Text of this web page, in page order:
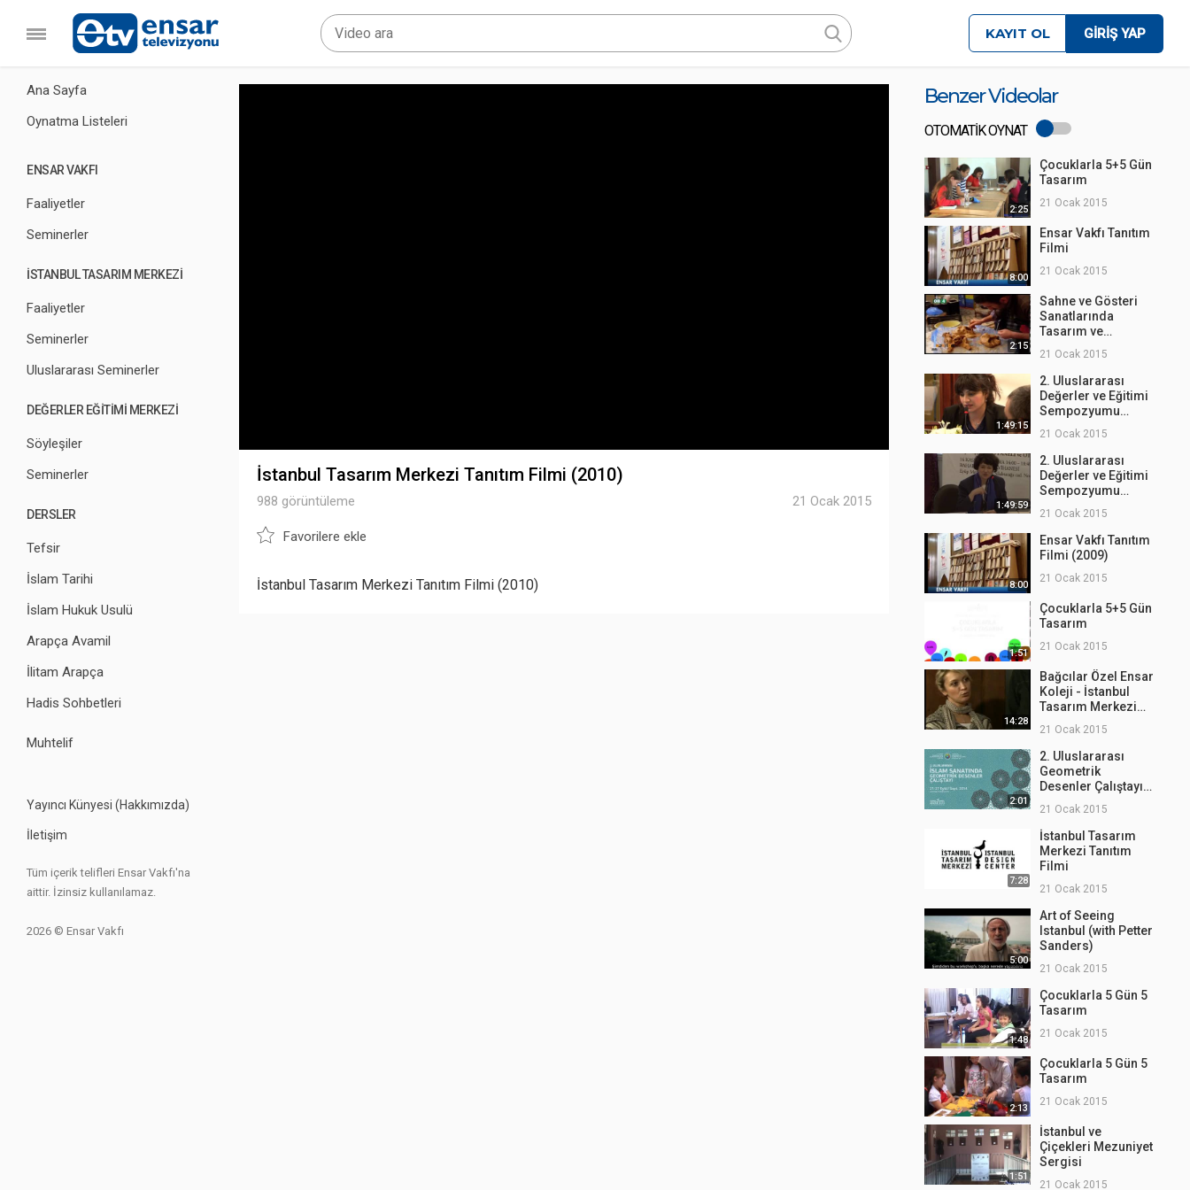
Ana Sayfa
Oynatma Listeleri
ENSAR VAKFI
Faaliyetler
Seminerler
İSTANBUL TASARIM MERKEZİ
Faaliyetler
Seminerler
Uluslararası Seminerler
DEĞERLER EĞİTİMİ MERKEZİ
Söyleşiler
Seminerler
DERSLER
Tefsir
İslam Tarihi
İslam Hukuk Usulü
Arapça Avamil
İlitam Arapça
Hadis Sohbetleri
Muhtelif
Yayıncı Künyesi (Hakkımızda)
İletişim
Tüm içerik telifleri Ensar Vakfı'na
aittir. İzinsiz kullanılamaz.
2026 © Ensar Vakfı
KAYIT OL GİRİŞ YAP
İstanbul Tasarım Merkezi Tanıtım Filmi (2010)
988 görüntüleme 21 Ocak 2015
Favorilere ekle
İstanbul Tasarım Merkezi Tanıtım Filmi (2010)
Benzer Videolar
OTOMATİK OYNAT
2:25
Çocuklarla 5+5 Gün
Tasarım
21 Ocak 2015
8:00
Ensar Vakfı Tanıtım
Filmi
21 Ocak 2015
2:15
Sahne ve Gösteri
Sanatlarında
Tasarım ve
Uygulama
21 Ocak 2015
1:49:15
2. Uluslararası
Değerler ve Eğitimi
Sempozyumu
(7.Oturum)
21 Ocak 2015
1:49:59
2. Uluslararası
Değerler ve Eğitimi
Sempozyumu
(1.Oturum)
21 Ocak 2015
8:00
Ensar Vakfı Tanıtım
Filmi (2009)
21 Ocak 2015
1:51
Çocuklarla 5+5 Gün
Tasarım
21 Ocak 2015
14:28
Bağcılar Özel Ensar
Koleji - İstanbul
Tasarım Merkezi
Röportajı
21 Ocak 2015
2:01
2. Uluslararası
Geometrik
Desenler Çalıştayı
Tanıtım Filmi
21 Ocak 2015
7:28
İstanbul Tasarım
Merkezi Tanıtım
Filmi
21 Ocak 2015
5:00
Art of Seeing
Istanbul (with Petter
Sanders)
21 Ocak 2015
1:48
Çocuklarla 5 Gün 5
Tasarım
21 Ocak 2015
2:13
Çocuklarla 5 Gün 5
Tasarım
21 Ocak 2015
1:51
İstanbul ve
Çiçekleri Mezuniyet
Sergisi
21 Ocak 2015